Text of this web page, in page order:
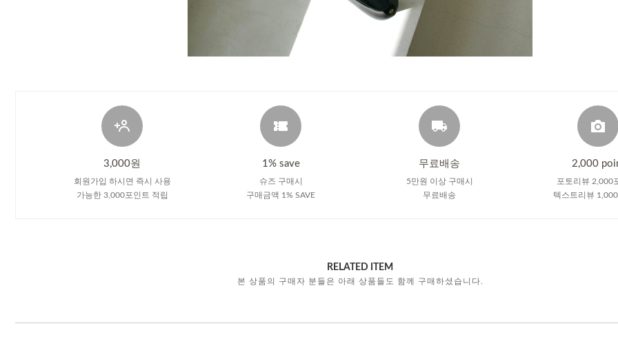
3,000원
회원가입 하시면 즉시 사용
가능한 3,000포인트 적립
1% save
슈즈 구매시
구매금액 1% SAVE
무료배송
5만원 이상 구매시
무료배송
2,000
포토리뷰 2,000
텍스트리뷰
RELATED ITEM
본 상품의 구매자 분들은 아래 상품들도 함께 구매하셨습니다.